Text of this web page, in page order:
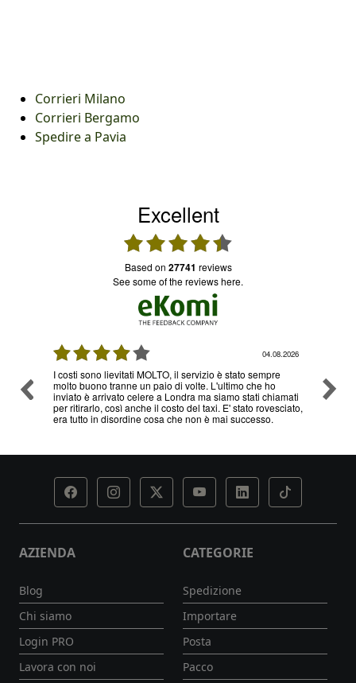
Corrieri Milano
Corrieri Bergamo
Spedire a Pavia
Excellent
based on 27741 reviews
see some of the reviews here.
03.08.2026
Ottimo servizio e prezzi, ritiro e consegna senza nessun
problema , sono già diverse volte che utilizzo il loro
servizio
AZIENDA
Blog
Chi siamo
Login PRO
Lavora con noi
CATEGORIE
Spedizione
Importare
Posta
Pacco